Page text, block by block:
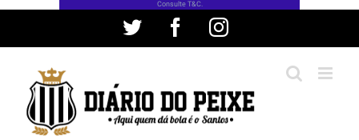
conteúdo
Twitter FacebookInstagram